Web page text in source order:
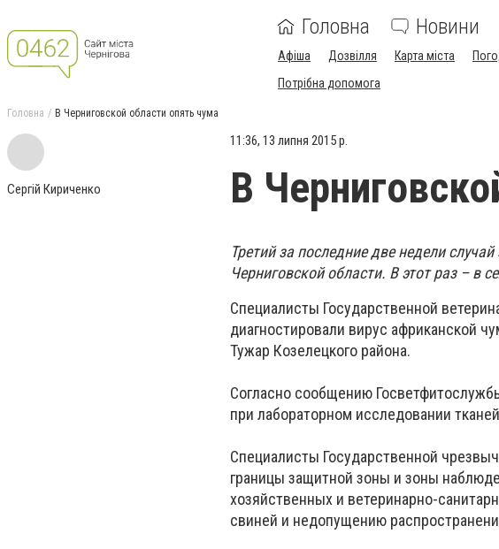
Головна Новини
Афіша Дозвілля Карта міста
Потрібна допомога
Головна В Черниговской области опять чума
Сергій Кириченко
11:36, 13 липня 2015 р.
В
Третий за последние две недели
Черниговской области. В этот раз – в
Специалисты Государственной
диагностировали вирус африканской
Тужар Козелецкого района.
Согласно сообщению
при лабораторном исследовании
Специалисты Государственной
границы защитной зоны и зоны
хозяйственных и ветеринарно-
свиней и недопущению